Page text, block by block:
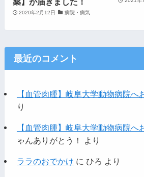
2020年2月12日 病院・病気
最近のコメント
【血管肉腫】岐阜大学動物病院へ
り
【血管肉腫】岐阜大学動物病院へ
ゃんありがとう！
より
ララのおでかけ に ひろ より